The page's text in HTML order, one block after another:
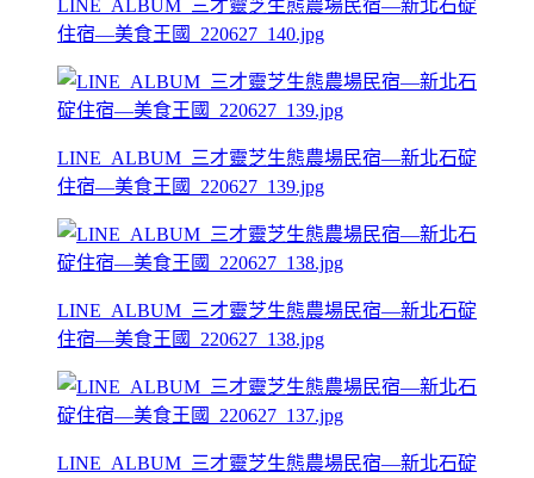
LINE_ALBUM_三才靈芝生態農場民宿—新北石碇
住宿—美食王國_220627_140.jpg
LINE_ALBUM_三才靈芝生態農場民宿—新北石碇
住宿—美食王國_220627_139.jpg
LINE_ALBUM_三才靈芝生態農場民宿—新北石碇
住宿—美食王國_220627_138.jpg
LINE_ALBUM_三才靈芝生態農場民宿—新北石碇